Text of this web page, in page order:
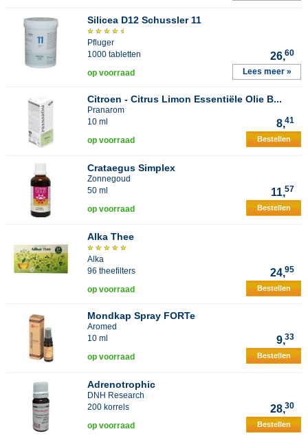
Silicea D12 Schussler 11
Pfluger
1000 tabletten
26,60
op voorraad Lees meer »
Citroen - Citrus Limon Essentiële Olie B...
Pranarom
10 ml
8,41
op voorraad Bestellen
Crataegus Simplex
Zonnegoud
50 ml
11,57
op voorraad Bestellen
Alka Thee
Alka
96 theefilters
24,95
op voorraad Bestellen
Mondkap Spray FORTe
Aromed
10 ml
9,33
op voorraad Bestellen
Adrenotrophic
DNH Research
200 korrels
28,30
op voorraad Bestellen